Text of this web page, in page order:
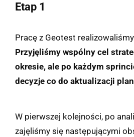
Etap 1
Pracę z Geotest
Przyjęliśmy wspólny cel
okresie, ale po każdym
decyzje co do aktualizacji
W pierwszej kolejności, po
zajęliśmy się następującymi